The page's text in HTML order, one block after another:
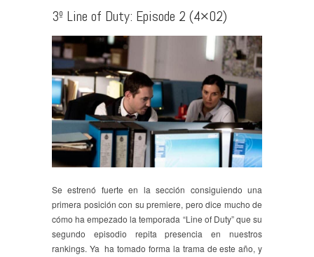
3º Line of Duty: Episode 2 (4×02)
Se estrenó fuerte en la sección consiguiendo una
primera posición con su premiere, pero dice mucho de
cómo ha empezado la temporada “Line of Duty” que su
segundo episodio repita presencia en nuestros
rankings. Ya ha tomado forma la trama de este año, y